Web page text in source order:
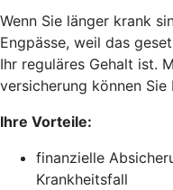
Wenn Sie länger krank
Engpässe, weil das
Ihr reguläres Gehalt ist.
versicherung können
Ihre Vorteile:
finanzielle
Krankheitsfall